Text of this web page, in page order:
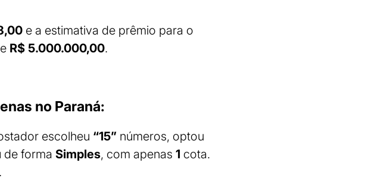
e a estimativa de prêmio para o
R$ 5.000.000,00.
no Paraná:
escolheu “15” números, optou
de forma Simples, com apenas 1 cota.
.